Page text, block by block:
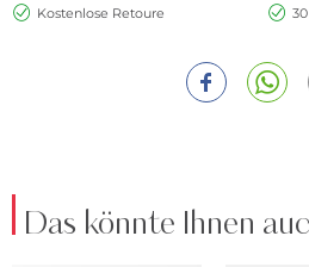
Kostenlose Retoure
Das könnte Ihnen